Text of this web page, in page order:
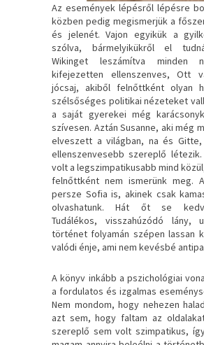
Az események lépésről lépésre
közben pedig megismerjük a
és jelenét. Vajon egyikük a
szólva, bármelyikükről el
Wikinget leszámítva minden
kifejezetten ellenszenves, Ott
jócsaj, akiből felnőttként olyan
szélsőséges politikai nézeteket
a saját gyerekei még
szívesen. Aztán Susanne, aki még
elveszett a világban, na és
ellenszenvesebb szereplő létezik.
volt a legszimpatikusabb mind
felnőttként nem ismerünk meg.
persze Sofia is, akinek csak
olvashatunk. Hát őt se
Tudálékos, visszahúzódó lány,
történet folyamán szépen lassan
valódi énje, ami nem kevésbé
A könyv inkább a pszichológiai
a fordulatos és izgalmas
Nem mondom, hogy nehezen
azt sem, hogy faltam az
szereplő sem volt szimpatikus,